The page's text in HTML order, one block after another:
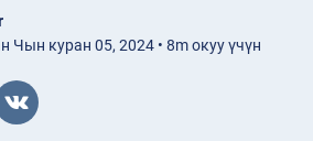
Чын куран 05, 2024 • 8m окуу үчүн